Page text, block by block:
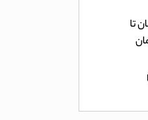
تا